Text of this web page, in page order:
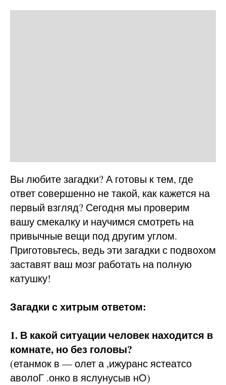
Вы любите загадки? А готовы к тем, где
ответ совершенно не такой, как кажется на
первый взгляд? Сегодня мы проверим
вашу смекалку и научимся смотреть на
привычные вещи под другим углом.
Приготовьтесь, ведь эти загадки с подвохом
заставят ваш мозг работать на полную
катушку!
Загадки с хитрым ответом:
1. В какой ситуации человек находится в
комнате, но без головы?
(етанмок в — олет а ,ижуранс ястеатсо
аволоГ .онко в яслунусыв нО)